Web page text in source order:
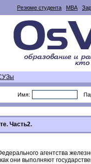
Резюме студента MBA
Имя:
Часть2.
агентства
они выполняют